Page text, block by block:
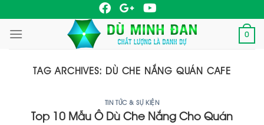
to
content
0
TAG ARCHIVES: DÙ CHE NẮNG QUÁN CAFE
TIN TỨC & SỰ KIỆN
Top 10 Mẫu Ô Dù Che Nắng Cho Quán